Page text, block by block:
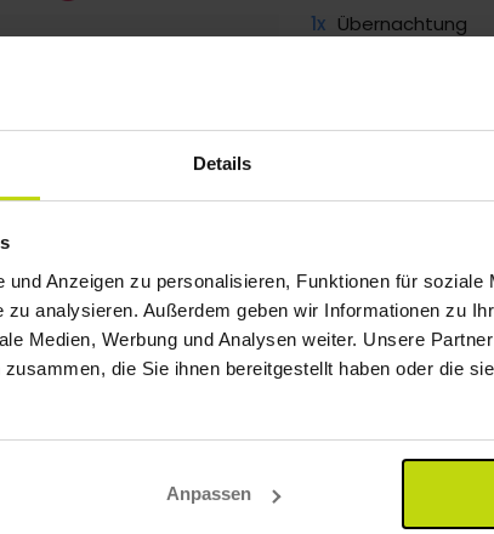
Details
Anzeigen zu personalisieren, Funktionen für soziale
zu analysieren. Außerdem geben wir Informationen zu
Medien, Werbung und Analysen weiter. Unsere
die Sie ihnen bereitgestellt haben oder die
Anpassen
1x Übernachtung
∞ Gratis Parken
Gesamt 130,- Gesamt 130,- Gesamt 130,-